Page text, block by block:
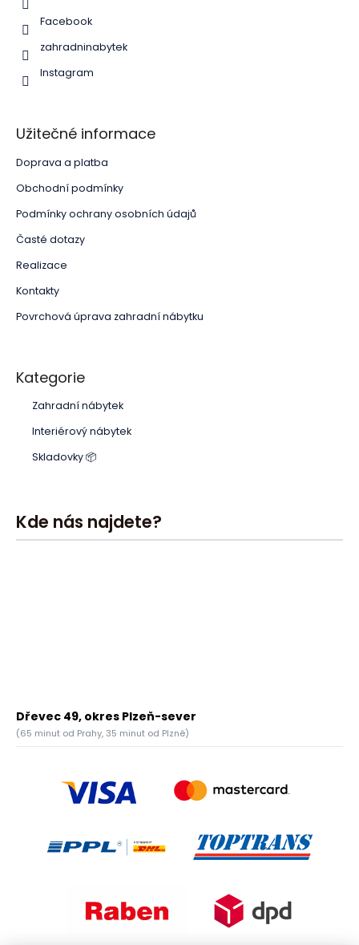
Facebook
zahradninabytek
Instagram
Užitečné informace
Doprava a platba
Obchodní podmínky
Podmínky ochrany osobních údajů
Časté dotazy
Realizace
Kontakty
Povrchová úprava zahradní nábytku
Kategorie
Zahradní nábytek
Interiérový nábytek
Skladovky 📦
Kde nás najdete?
Dřevec 49, okres Plzeň-sever
(65 minut od Prahy, 35 minut od Plzně)